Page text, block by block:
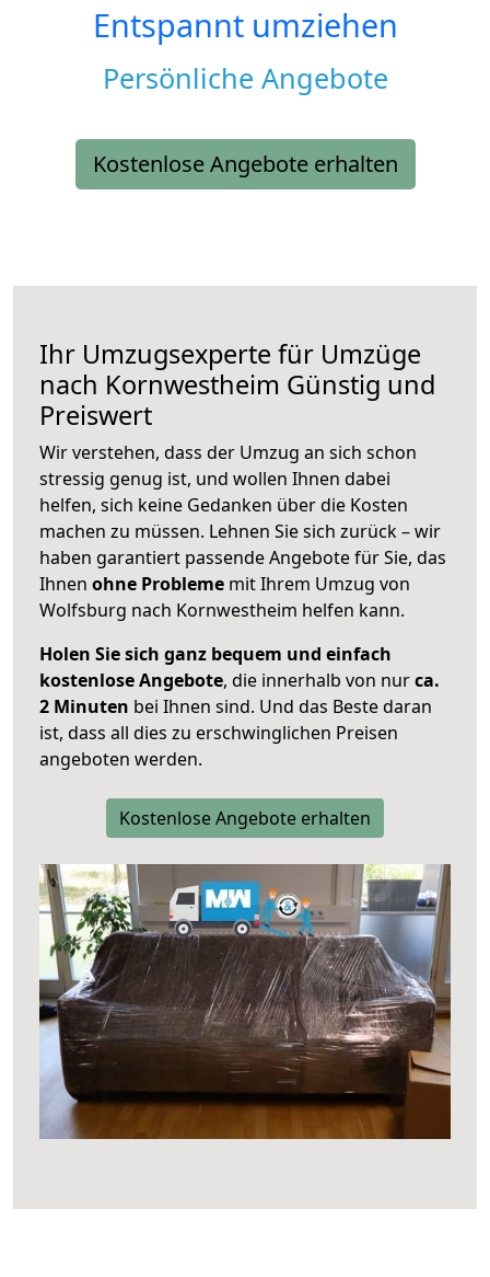
Entspannt umziehen
Persönliche Angebote
Kostenlose Angebote erhalten
Ihr Umzugsexperte für Umzüge
nach Kornwestheim Günstig und
Preiswert
Wir verstehen, dass der Umzug an sich schon
stressig genug ist, und wollen Ihnen dabei
helfen, sich keine Gedanken über die Kosten
machen zu müssen. Lehnen Sie sich zurück – wir
haben garantiert passende Angebote für Sie, das
Ihnen ohne Probleme mit Ihrem Umzug von
Wolfsburg nach Kornwestheim helfen kann.
Holen Sie sich ganz bequem und einfach
kostenlose Angebote, die innerhalb von nurca.
2 Minuten bei Ihnen sind. Und das Beste daran
ist, dass all dies zu erschwinglichen Preisen
angeboten werden.
Kostenlose Angebote erhalten